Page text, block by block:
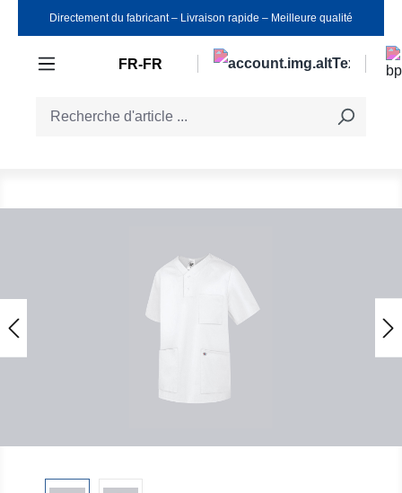
Passer au contenu principal
Directement du fabricant ‒ Livraison rapide ‒ Meilleure qualité
FR-FR